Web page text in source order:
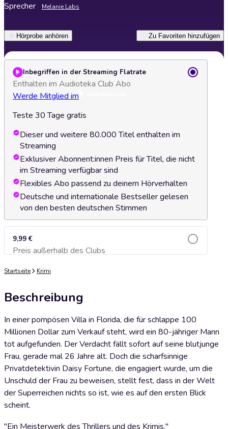
Sprecher Melanie Labs
Hörprobe anhören Zu Favoriten hinzufügen
Inbegriffen in der Streaming Flatrate
Enthalten im Audioteka Club Abo
Werde Mitglied im
Teste 30 Tage gratis
Dieser und weitere 80.000 Titel enthalten im
Streaming
Exklusiver Abonnent:innen Preis für Titel, die nicht
im Streaming verfügbar sind
Flexibles Abo passend zu deinem Hörverhalten
Deutsche und internationale Bestseller gelesen
von den besten deutschen Stimmen
9,99 €
Preis außerhalb des ClubsZum Warenkorb hinzufügen
Startseite Krimi
Beschreibung
In einer pompösen Villa in Florida, die für schlappe 100
Millionen Dollar zum Verkauf steht, wird ein 80-jähriger Mann
tot aufgefunden. Der Verdacht fällt sofort auf seine blutjunge
Frau, gerade mal 26 Jahre alt. Doch die scharfsinnige
Privatdetektivin Daisy Fortune, die engagiert wurde, um die
Unschuld der Frau zu beweisen, stellt fest, dass in der Welt
der Superreichen nichts so ist, wie es auf den ersten Blick
scheint.
"Ein Meisterwerk des Thrillers und des Krimis."